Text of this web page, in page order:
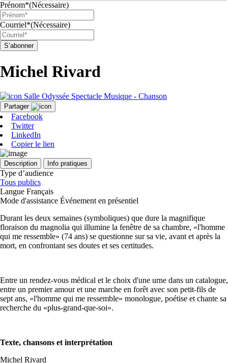
Prénom*(Nécessaire)
Courriel*(Nécessaire)
S’abonner
Michel Rivard
Salle Odyssée Spectacle Musique - Chanson
Partager
Facebook
Twitter
LinkedIn
Copier le lien
Description Info pratiques
Type d’audience
Tous publics
Langue Français
Mode d'assistance Événement en présentiel
Durant les deux semaines (symboliques) que dure la magnifique
floraison du magnolia qui illumine la fenêtre de sa chambre, «l'homme
qui me ressemble» (74 ans) se questionne sur sa vie, avant et après la
mort, en confrontant ses doutes et ses certitudes.
Entre un rendez-vous médical et le choix d'une urne dans un catalogue,
entre un premier amour et une marche en forêt avec son petit-fils de
sept ans, «l'homme qui me ressemble» monologue, poétise et chante sa
recherche du «plus-grand-que-soi».
Texte, chansons et interprétation
Michel Rivard